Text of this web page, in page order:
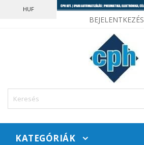
BEJELENTKEZÉS
HUF
KATEGÓRIÁK